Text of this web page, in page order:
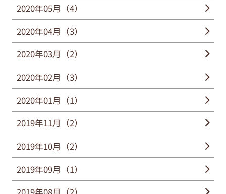
2020年05月（4）
2020年04月（3）
2020年03月（2）
2020年02月（3）
2020年01月（1）
2019年11月（2）
2019年10月（2）
2019年09月（1）